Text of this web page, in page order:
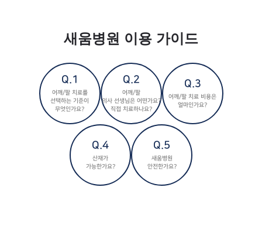
새움병원 이용 가이드
Q.1
어깨/팔 치료를
선택하는 기준이
무엇인가요?
Q.2
어깨/팔
의사 선생님은 어떤가요?
직접 치료하나요?
Q.3
어깨/팔 치료 비용은
얼마인가요?
Q.4
산재가
가능한가요?
Q.5
새움병원
안전한가요?